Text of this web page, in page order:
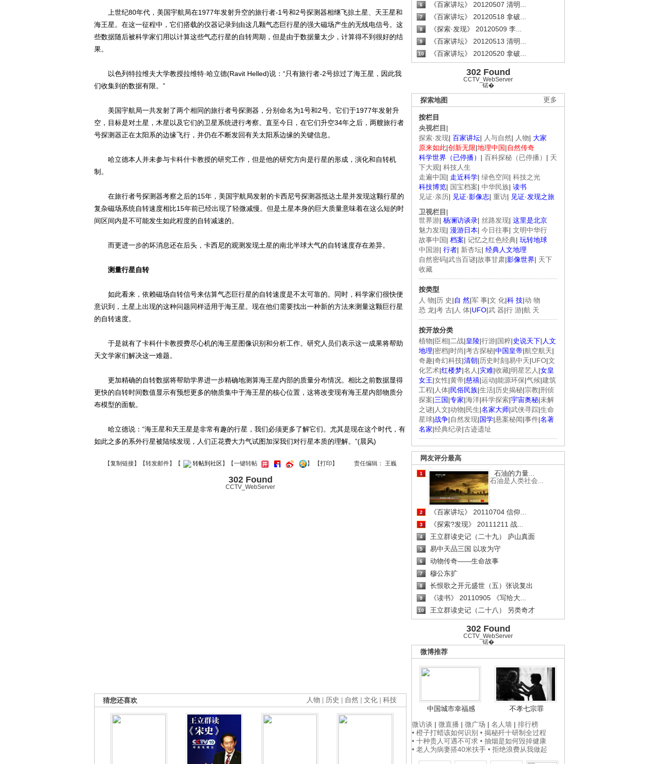
6 《百家讲坛》 20120507 清明...
7 《百家讲坛》 20120518 拿破...
8 《探索·发现》 20120509 李...
9 《百家讲坛》 20120513 清明...
10 《百家讲坛》 20120520 拿破...
302 Found
CCTV_WebServer
锘�
更多
探索地图
按栏目
央视栏目 |
探索·发现| 百家讲坛| 人与自然| 人物| 大家
原来如此|创新无限|地理中国|自然传奇
科学世界（已停播） | 百科探秘（已停播） | 天
下大观| 科技人生
走遍中国| 走近科学| 绿色空间| 科技之光
科技博览| 国宝档案| 中华民族| 读书
见证·亲历| 见证·影像志| 重访| 见证·发现之旅
卫视栏目 |
世界游| 杨澜访谈录| 丝路发现| 这里是北京
魅力发现| 漫游日本| 今日往事| 文明中华行
故事中国| 档案| 记忆之红色经典| 玩转地球
中国游| 行者| 新杏坛| 经典人文地理
自然密码|武当百谜|故事甘肃|影像世界| 天下
收藏
按类型
人 物|历 史|自 然|军 事|文 化|科 技|动 物
恐 龙|考 古| 人 体|UFO|武 器|行 游|航 天
按开放分类
植物|臣相|二战|皇陵|行游|国粹|史说天下| 人文
地理|密档|时尚|考古探秘|中国皇帝|航空航天|
奇趣|奇幻科技|清朝|历史时刻 |易中天|UFO|文
化艺术|红楼梦|名人 |灾难|收藏|明星艺人 |女皇
女王|女性|黄帝|慈禧|运动|能源环保|气候|建筑
工程| 人体|民俗民族|生活|历史揭秘|宗教|刑侦
探案|三国|专家|海洋|科学探索|宇宙奥秘|未解
之谜| 人文|动物|民生|名家大师|武侠寻踪|生命
星球|战争|自然发现|国学|悬案秘闻|事件|名著
名家|经典纪录|古迹遗址
网友评分最高
1
石油的力量...
石油是人类社会...
2 《百家讲坛》 20110704 信仰...
3 《探索?发现》 20111211 战...
4 王立群读史记（二十九） 庐山真面
5 易中天品三国 以攻为守
6 动物传奇——生命故事
7 穆公东扩
8 长恨歌之开元盛世（五）张说复出
9 《读书》 20110905 《写给大...
10 王立群读史记（二十八） 另类奇才
302 Found
CCTV_WebServer
锘�
微博推荐
中国城市幸福感
不孝七宗罪
微访谈 | 微直播 | 微广场 | 名人墙 | 排行榜
• 橙子打蜡该如何识别 • 揭秘歼十研制全过程
• 十种贵人可遇不可求 • 抽烟是如何毁掉健康
• 老人为病妻搭40米扶手 • 拒绝浪费从我做起
上世纪80年代，美国宇航局在1977年发射升空的旅行者-1号和2号探测器相继飞掠土星、天王星和
海王星。在这一征程中，它们搭载的仪器记录到由这几颗气态巨行星的强大磁场产生的无线电信号。这
些数据随后被科学家们用以计算这些气态行星的自转周期，但是由于数据量太少，计算得不到很好的结
果。
以色列特拉维夫大学教授拉维特·哈立德(Ravit Helled)说：“只有旅行者-2号掠过了海王星，因此我
们收集到的数据有限。”
美国宇航局一共发射了两个相同的旅行者号探测器，分别命名为1号和2号。它们于1977年发射升
空，目标是对土星，木星以及它们的卫星系统进行考察。直至今日，在它们升空34年之后，两艘旅行者
号探测器正在太阳系的边缘飞行，并仍在不断发回有关太阳系边缘的关键信息。
哈立德本人并未参与卡科什卡教授的研究工作，但是他的研究方向是行星的形成，演化和自转机
制。
在旅行者号探测器考察之后的15年，美国宇航局发射的卡西尼号探测器抵达土星并发现这颗行星的
复杂磁场系统自转速度相比15年前已经出现了轻微减慢。但是土星本身的巨大质量意味着在这么短的时
间区间内是不可能发生如此程度的自转减速的。
而更进一步的坏消息还在后头，卡西尼的观测发现土星的南北半球大气的自转速度存在差异。
测量行星自转
如此看来，依赖磁场自转信号来估算气态巨行星的自转速度是不太可靠的。同时，科学家们很快便
意识到，土星上出现的这种问题同样适用于海王星。现在他们需要找出一种新的方法来测量这颗巨行星
的自转速度。
于是就有了卡科什卡教授费尽心机的海王星图像识别和分析工作。研究人员们表示这一成果将帮助
天文学家们解决这一难题。
更加精确的自转数据将帮助学界进一步精确地测算海王星内部的质量分布情况。相比之前数据显得
更快的自转时间数值显示有预想更多的物质集中于海王星的核心位置，这将改变现有海王星内部物质分
布模型的面貌。
哈立德说：“海王星和天王星是非常有趣的行星，我们必须更多了解它们。尤其是现在这个时代，有
如此之多的系外行星被陆续发现，人们正花费大力气试图加深我们对行星本质的理解。”(晨风)
【复制链接】【转发邮件】 【 转帖到社区 】【一键转帖 】 【打印 】 责任编辑： 王巍
302 Found
CCTV_WebServer
人物 历史 自然 文化 科技
猜您还喜欢